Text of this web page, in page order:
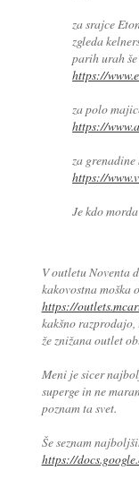
za srajce
zgleda
parih urah
https://
za polo
https://
za
https://
Je kdo
V outletu Noventa
kakovostna
https://
kakšno
že znižana outlet
Meni je sicer
superge in ne
poznam ta svet.
Še seznam
https://